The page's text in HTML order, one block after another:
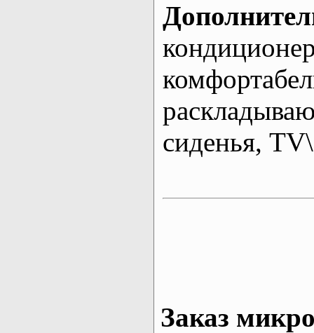
сиденья,
Заказ